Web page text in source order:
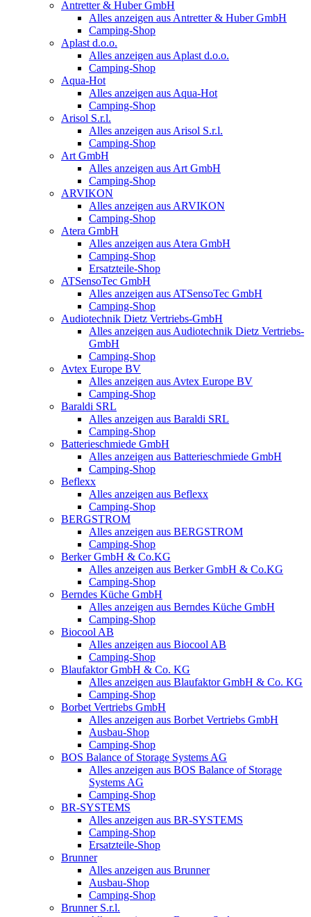
Antretter & Huber GmbH
Alles anzeigen aus Antretter & Huber GmbH
Camping-Shop
Aplast d.o.o.
Alles anzeigen aus Aplast d.o.o.
Camping-Shop
Aqua-Hot
Alles anzeigen aus Aqua-Hot
Camping-Shop
Arisol S.r.l.
Alles anzeigen aus Arisol S.r.l.
Camping-Shop
Art GmbH
Alles anzeigen aus Art GmbH
Camping-Shop
ARVIKON
Alles anzeigen aus ARVIKON
Camping-Shop
Atera GmbH
Alles anzeigen aus Atera GmbH
Camping-Shop
Ersatzteile-Shop
ATSensoTec GmbH
Alles anzeigen aus ATSensoTec GmbH
Camping-Shop
Audiotechnik Dietz Vertriebs-GmbH
Alles anzeigen aus Audiotechnik Dietz Vertriebs-
GmbH
Camping-Shop
Avtex Europe BV
Alles anzeigen aus Avtex Europe BV
Camping-Shop
Baraldi SRL
Alles anzeigen aus Baraldi SRL
Camping-Shop
Batterieschmiede GmbH
Alles anzeigen aus Batterieschmiede GmbH
Camping-Shop
Beflexx
Alles anzeigen aus Beflexx
Camping-Shop
BERGSTROM
Alles anzeigen aus BERGSTROM
Camping-Shop
Berker GmbH & Co.KG
Alles anzeigen aus Berker GmbH & Co.KG
Camping-Shop
Berndes Küche GmbH
Alles anzeigen aus Berndes Küche GmbH
Camping-Shop
Biocool AB
Alles anzeigen aus Biocool AB
Camping-Shop
Blaufaktor GmbH & Co. KG
Alles anzeigen aus Blaufaktor GmbH & Co. KG
Camping-Shop
Borbet Vertriebs GmbH
Alles anzeigen aus Borbet Vertriebs GmbH
Ausbau-Shop
Camping-Shop
BOS Balance of Storage Systems AG
Alles anzeigen aus BOS Balance of Storage
Systems AG
Camping-Shop
BR-SYSTEMS
Alles anzeigen aus BR-SYSTEMS
Camping-Shop
Ersatzteile-Shop
Brunner
Alles anzeigen aus Brunner
Ausbau-Shop
Camping-Shop
Brunner S.r.l.